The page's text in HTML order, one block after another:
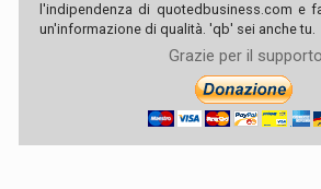
l'indipendenza di quotedbusiness.com e
un'informazione di qualità. 'qb' sei anche tu.
Grazie per il supporto